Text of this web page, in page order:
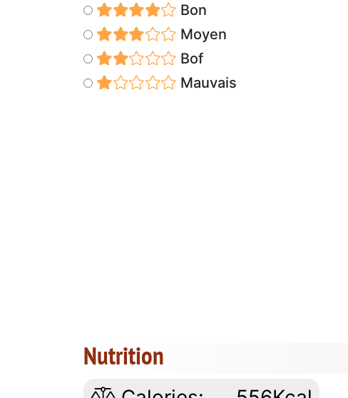
Bon
Moyen
Bof
Mauvais
Nutrition